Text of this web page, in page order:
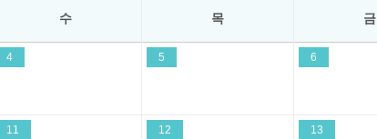
수 목 금
4 5 6
11 12 13